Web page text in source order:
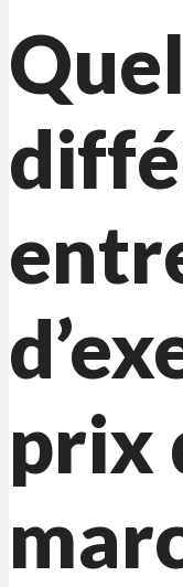
prix